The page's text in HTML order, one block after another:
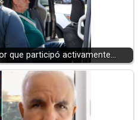
que participó activamente…